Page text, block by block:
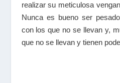
realizar su meticulosa
Nunca es bueno ser
con los que no se llevan y,
que no se llevan y tienen